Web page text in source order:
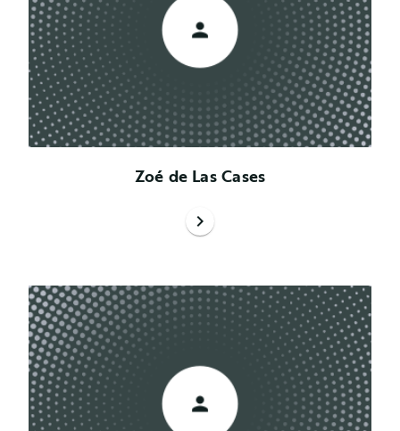
Zoé de Las Cases
chevron_right